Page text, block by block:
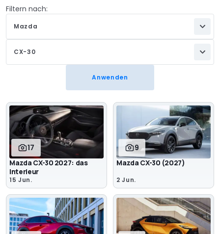
Filtern nach:
Mazda
CX-30
17
Mazda CX-30 2027: das
Interieur
15 Jun.
9
Mazda CX-30 (2027)
2 Jun.